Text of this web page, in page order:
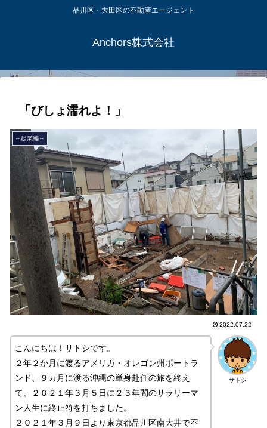
品川区・大田区の不動産エージェント
Anchors株式会社
「びしょ濡れよ！」
～起業編～
2022.07.22
サトシ
こんにちは！サトシです。
２年２か月に渡るアメリカ・オレゴン州ポートラ
ンド、９カ月に渡る沖縄の単身赴任の旅を終え
て、２０２１年３月５日に２３年間のサラリーマ
ン人生に終止符を打ちました。
２０２１年３月９日より東京都品川区南大井で不